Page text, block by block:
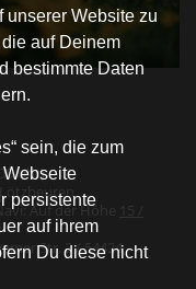
unserer Website zu
auf Deinem
bestimmte Daten
sein, die zum
Webseite
persistente
auf ihrem
Du diese nicht
Uhr)
Auf der Höhe
15 /
Str. 2 / 54424